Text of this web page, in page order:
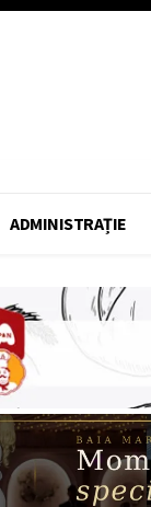
ADMINISTRAȚIE